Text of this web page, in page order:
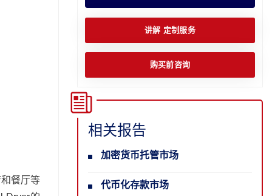
餐厅等
讲解 定制服务
购买前咨询
相关报告
加密货币托管市场
代币化存款市场